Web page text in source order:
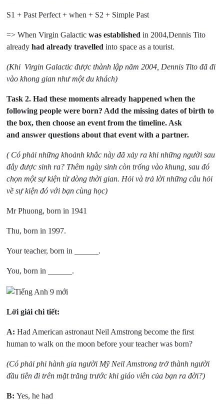
S1 + Past Perfect + when + S2 + Simple Past
=> When Virgin Galacticwas established in 2004,Dennis Tito
alreadyhad already travelled into space as a tourist.
(Khi Virgin Galactic được thành lập năm 2004, Dennis Tito đã đi
vào khong gian như một du khách)
Task 2. Had these moments already happened when the
following people were born? Add the missing dates of birth to
the box, then choose an event from the timeline. Ask
and answer questions about that event with a partner.
( Có phải những khoảnh khắc này đã xảy ra khi những người sau
đây được sinh ra? Thêm ngày sinh còn trống vào khung, sau đó
chọn một sự kiện từ dòng thời gian. Hỏi và trả lời những câu hỏi
về sự kiện đó với bạn cùng học)
Mr Phuong, born in 1941
Thu, born in 1997.
Your teacher, born in ______.
You, born in ______.
Lời giải chi tiết:
A: Had American astronaut Neil Amstrong become the first
human to walk on the moon before your teacher was born?
(Có phải phi hành gia người Mỹ Neil Amstrong trở thành người
đầu tiên đi trên mặt trăng trước khi giáo viên của bạn ra đời?)
B: Yes, he had